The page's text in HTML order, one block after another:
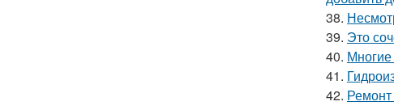
38.
39. Это
40.
41.
42. Ремонт